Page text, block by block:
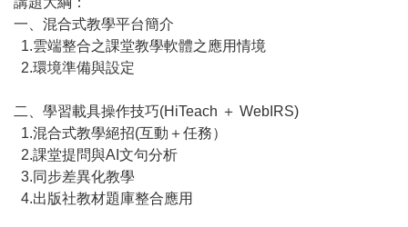
一、混合式教學平台簡介
1.雲端整合之課堂教學軟體之應用情境
2.環境準備與設定
二、學習載具操作技巧(HiTeach ＋ WebIRS)
1.混合式教學絕招(互動＋任務）
2.課堂提問與AI文句分析
3.同步差異化教學
4.出版社教材題庫整合應用